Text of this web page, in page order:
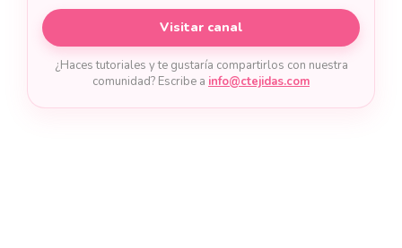
Visitar canal
¿Haces tutoriales y te gustaría compartirlos con nuestra
comunidad? Escribe a info@ctejidas.com